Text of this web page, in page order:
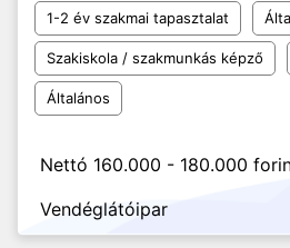
1-2 év szakmai tapasztalat
Szakiskola / szakmunkás képző
Általános
Nettó 160.000 - 180.000
Vendéglátóipar